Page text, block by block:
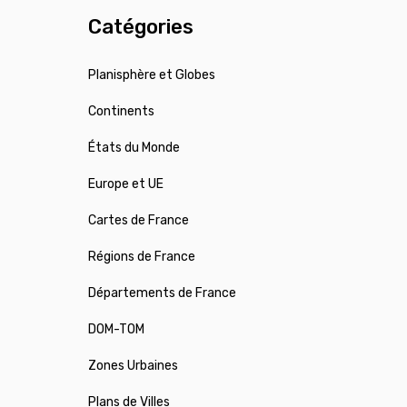
Catégories
Planisphère et Globes
Continents
États du Monde
Europe et UE
Cartes de France
Régions de France
Départements de France
DOM-TOM
Zones Urbaines
Plans de Villes